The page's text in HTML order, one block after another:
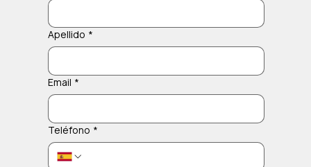
Apellido *
Email *
Teléfono *